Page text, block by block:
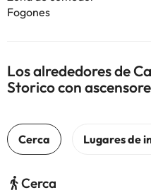
Fogones
Los alrededores de
Storico con ascensore
Cerca